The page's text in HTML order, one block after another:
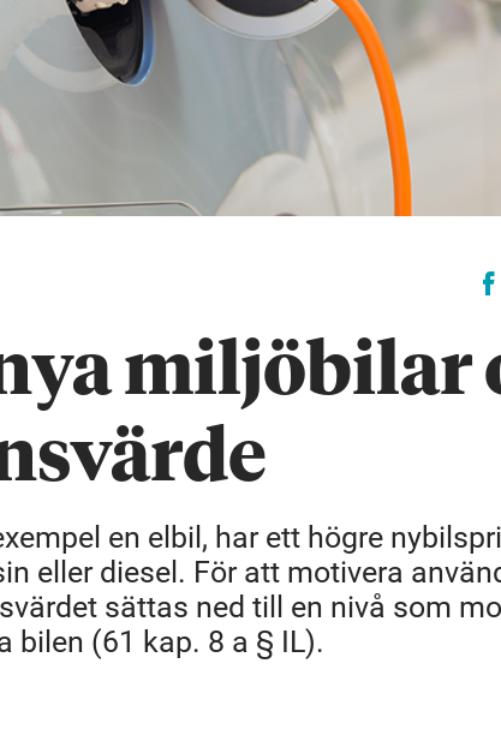
miljöbilar
en elbil, har ett högre
eller diesel. För att motivera
sättas ned till en nivå som
bilen (61 kap. 8 a § IL).